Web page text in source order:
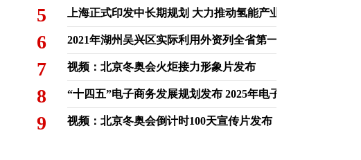
5 上海正式印发中长期规划 大力推动氢能产业高质量发展
6 2021年湖州吴兴区实际利用外资列全省第一梯队 创历史最好
7 视频：北京冬奥会火炬接力形象片发布
8 “十四五”电子商务发展规划发布 2025年电子商务交易额预期
9 视频：北京冬奥会倒计时100天宣传片发布